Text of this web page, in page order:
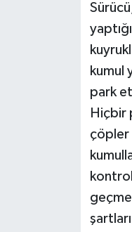
kumul
park
Hiçbir
çöpler
ÜLKE GÜNDEMİ
Yerel Haberler